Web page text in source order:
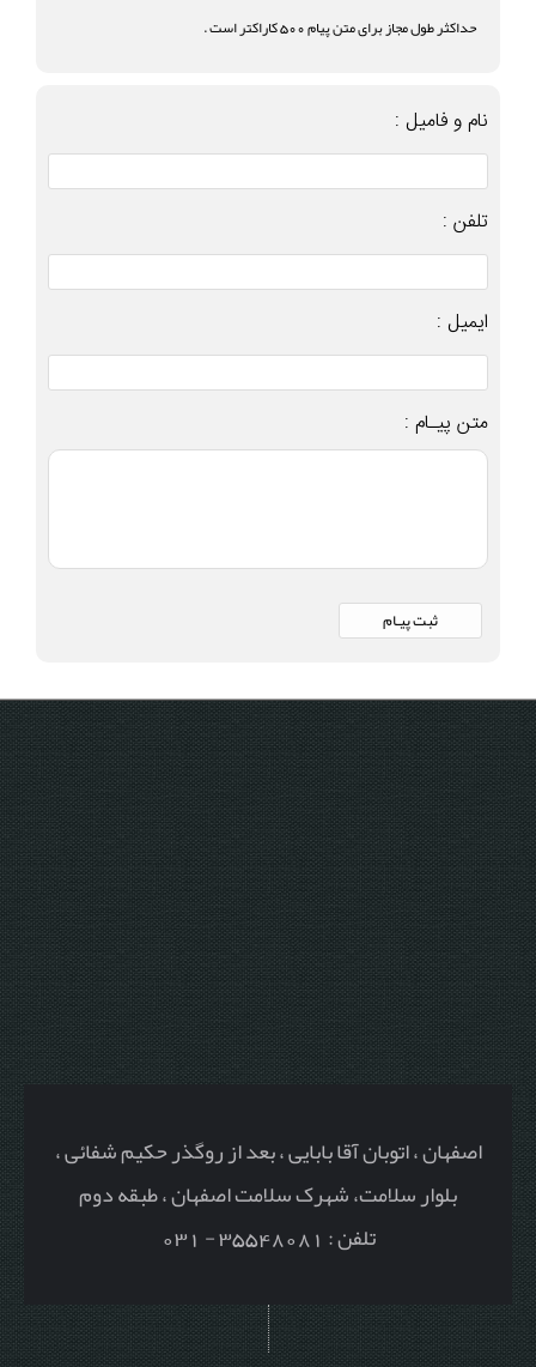
حداکثر طول مجاز برای متن پیام 500 کاراکتر است .
نام و فامیل :
تلفن :
ایمیل :
متن پیـام :
اصفهان ، اتوبان آقا بابایی ، بعد از روگذر حکیم شفائی ،
بلوار سلامت، شهرک سلامت اصفهان ، طبقه دوم
تلفن : 35548081 - 031